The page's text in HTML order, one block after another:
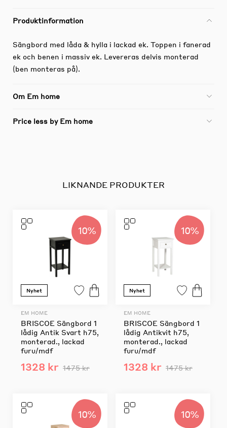
Produktinformation
Sängbord med låda & hylla i lackad ek. Toppen i fanerad
ek och benen i massiv ek. Levereras delvis monterad
(ben monteras på).
Om Em home
Price less by Em home
LIKNANDE PRODUKTER
10%
Nyhet
EM HOME
BRISCOE Sängbord 1
lådig Antik Svart h75,
monterad., lackad
furu/mdf
1328 kr 1475 kr
10%
Nyhet
EM HOME
BRISCOE Sängbord 1
lådig Antikvit h75,
monterad., lackad
furu/mdf
1328 kr 1475 kr
10% 10%